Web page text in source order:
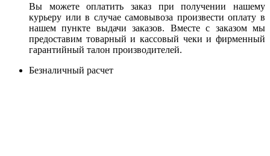
Вы можете оплатить заказ при получении нашему
курьеру или в случае самовывоза произвести оплату в
нашем пункте выдачи заказов. Вместе с заказом мы
предоставим товарный и кассовый чеки и фирменный
гарантийный талон производителей.
Безналичный расчет